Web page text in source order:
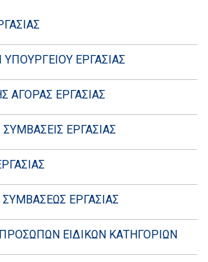
ΥΠΟΥΡΓΕΙΟΥ ΕΡΓΑΣΙΑΣ
ΑΓΟΡΑΣ ΕΡΓΑΣΙΑΣ
ΕΡΓΑΣΙΑΣ
ΣΥΜΒΑΣΕΩΣ ΕΡΓΑΣΙΑΣ
ΕΙΔΙΚΩΝ ΚΑΤΗΓΟΡΙΩΝ